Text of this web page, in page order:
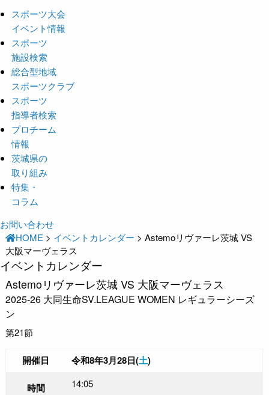
スポーツ大会
イベント情報
スポーツ
施設検索
総合型地域
スポーツクラブ
スポーツ
指導者検索
プロチーム
情報
茨城県の
取り組み
特集・
コラム
お問い合わせ
HOME > イベントカレンダー >Astemoリヴァーレ茨城 VS
大阪マーヴェラス
イベントカレンダー
Astemoリヴァーレ茨城 VS 大阪マーヴェラス
2025-26 大同生命SV.LEAGUE WOMEN レギュラーシーズ
ン
第21節
開催日 令和8年3月28日(土)
時間 14:05